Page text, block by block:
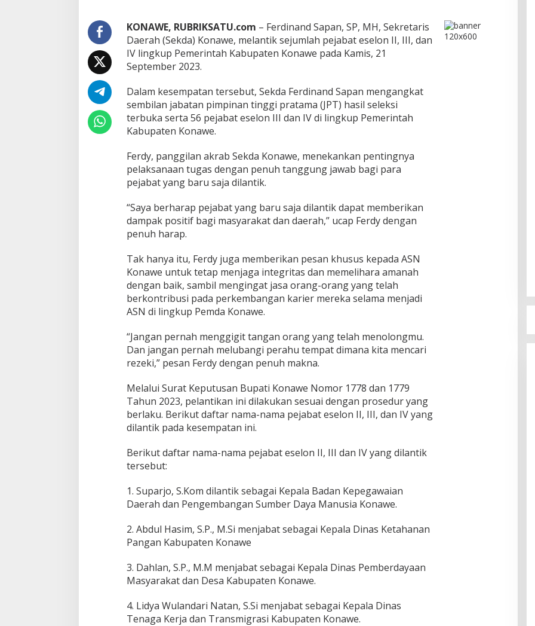
h
a
n
P
e
a
b
a
t
y
n
g
D
i
a
n
t
i
KONAWE, RUBRIKSATU.com – Ferdinand Sapan, SP, MH, Sekretaris
Daerah (Sekda) Konawe, melantik sejumlah pejabat eselon II, III, dan
IV lingkup Pemerintah Kabupaten Konawe pada Kamis, 21
September 2023.
Dalam kesempatan tersebut, Sekda Ferdinand Sapan mengangkat
sembilan jabatan pimpinan tinggi pratama (JPT) hasil seleksi
terbuka serta 56 pejabat eselon III dan IV di lingkup Pemerintah
Kabupaten Konawe.
Ferdy, panggilan akrab Sekda Konawe, menekankan pentingnya
pelaksanaan tugas dengan penuh tanggung jawab bagi para
pejabat yang baru saja dilantik.
“Saya berharap pejabat yang baru saja dilantik dapat memberikan
dampak positif bagi masyarakat dan daerah,” ucap Ferdy dengan
penuh harap.
Tak hanya itu, Ferdy juga memberikan pesan khusus kepada ASN
Konawe untuk tetap menjaga integritas dan memelihara amanah
dengan baik, sambil mengingat jasa orang-orang yang telah
berkontribusi pada perkembangan karier mereka selama menjadi
ASN di lingkup Pemda Konawe.
“Jangan pernah menggigit tangan orang yang telah menolongmu.
Dan jangan pernah melubangi perahu tempat dimana kita mencari
rezeki,” pesan Ferdy dengan penuh makna.
Melalui Surat Keputusan Bupati Konawe Nomor 1778 dan 1779
Tahun 2023, pelantikan ini dilakukan sesuai dengan prosedur yang
berlaku. Berikut daftar nama-nama pejabat eselon II, III, dan IV yang
dilantik pada kesempatan ini.
Berikut daftar nama-nama pejabat eselon II, III dan IV yang dilantik
tersebut:
1. Suparjo, S.Kom dilantik sebagai Kepala Badan Kepegawaian
Daerah dan Pengembangan Sumber Daya Manusia Konawe.
2. Abdul Hasim, S.P., M.Si menjabat sebagai Kepala Dinas Ketahanan
Pangan Kabupaten Konawe
3. Dahlan, S.P., M.M menjabat sebagai Kepala Dinas Pemberdayaan
Masyarakat dan Desa Kabupaten Konawe.
4. Lidya Wulandari Natan, S.Si menjabat sebagai Kepala Dinas
Tenaga Kerja dan Transmigrasi Kabupaten Konawe.